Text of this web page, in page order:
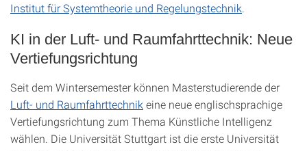
Institut für Systemtheorie und Regelungstechnik
KI in der Luft- und Raumfahrttechnik: Neue
Vertiefungsrichtung
Seit dem Wintersemester können Masterstudierende der
Luft- und Raumfahrttechnikeine neue englischsprachige
Vertiefungsrichtung zum Thema Künstliche Intelligenz
wählen. Die Universität Stuttgart ist die erste Universität